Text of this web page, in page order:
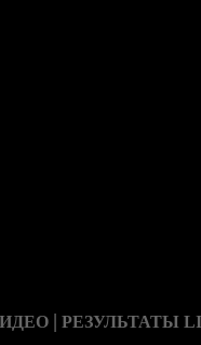
| РЕЗУЛЬТАТЫ